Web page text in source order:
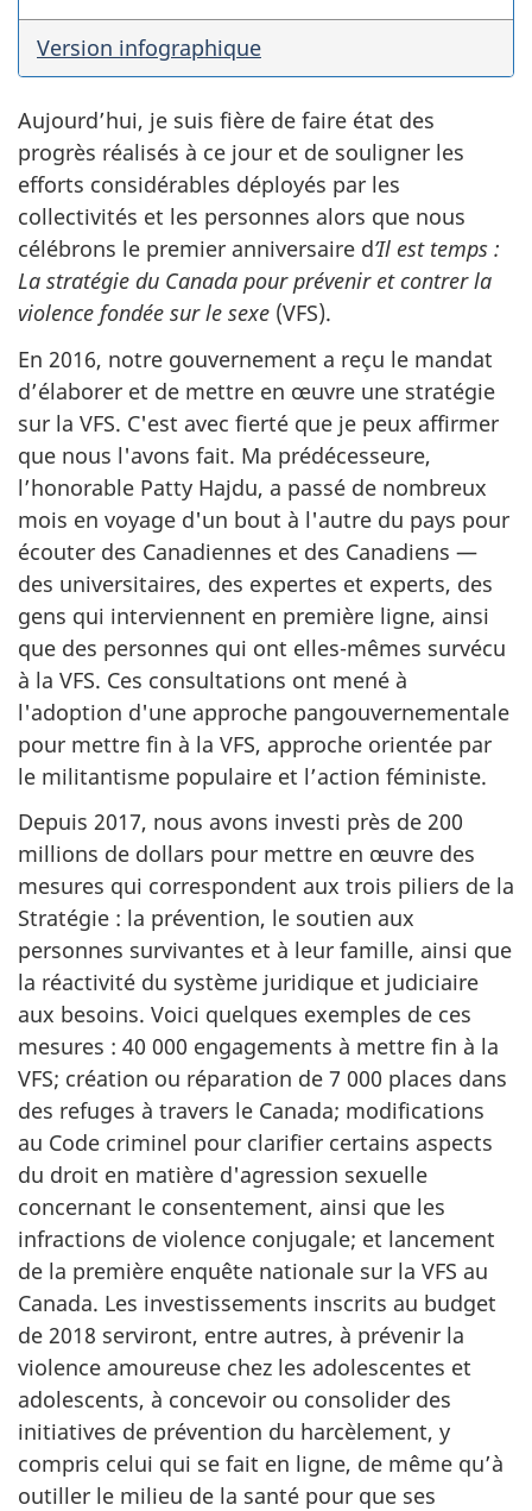
Version infographique
Aujourd’hui, je suis fière de faire état des
progrès réalisés à ce jour et de souligner les
efforts considérables déployés par les
collectivités et les personnes alors que nous
célébrons le premier anniversaire d’Il est temps :
La stratégie du Canada pour prévenir et contrer la
violence fondée sur le sexe (VFS).
En 2016, notre gouvernement a reçu le mandat
d’élaborer et de mettre en œuvre une stratégie
sur la VFS. C'est avec fierté que je peux affirmer
que nous l'avons fait. Ma prédécesseure,
l’honorable Patty Hajdu, a passé de nombreux
mois en voyage d'un bout à l'autre du pays pour
écouter des Canadiennes et des Canadiens —
des universitaires, des expertes et experts, des
gens qui interviennent en première ligne, ainsi
que des personnes qui ont elles-mêmes survécu
à la VFS. Ces consultations ont mené à
l'adoption d'une approche pangouvernementale
pour mettre fin à la VFS, approche orientée par
le militantisme populaire et l’action féministe.
Depuis 2017, nous avons investi près de 200
millions de dollars pour mettre en œuvre des
mesures qui correspondent aux trois piliers de la
Stratégie : la prévention, le soutien aux
personnes survivantes et à leur famille, ainsi que
la réactivité du système juridique et judiciaire
aux besoins. Voici quelques exemples de ces
mesures : 40 000 engagements à mettre fin à la
VFS; création ou réparation de 7 000 places dans
des refuges à travers le Canada; modifications
au Code criminel pour clarifier certains aspects
du droit en matière d'agression sexuelle
concernant le consentement, ainsi que les
infractions de violence conjugale; et lancement
de la première enquête nationale sur la VFS au
Canada. Les investissements inscrits au budget
de 2018 serviront, entre autres, à prévenir la
violence amoureuse chez les adolescentes et
adolescents, à concevoir ou consolider des
initiatives de prévention du harcèlement, y
compris celui qui se fait en ligne, de même qu’à
outiller le milieu de la santé pour que ses